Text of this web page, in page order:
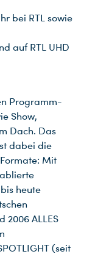
bei RTL sowie
auf RTL UHD
Programm-
Show,
Dach. Das
dabei die
Mit
heute
2006 ALLES
(seit